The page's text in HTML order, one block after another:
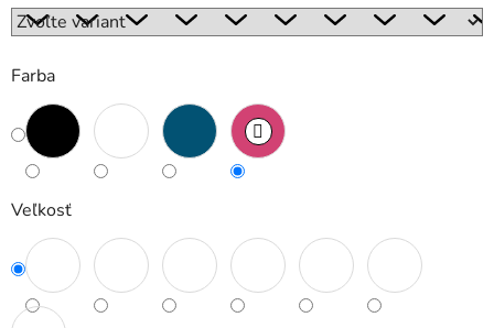
Farba
Veľkosť